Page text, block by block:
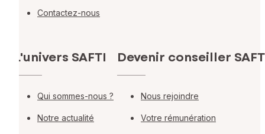
Contactez-nous
L'univers SAFTI
Qui sommes-nous ?
Notre actualité
Devenir conseiller
Nous rejoindre
Votre rémunération